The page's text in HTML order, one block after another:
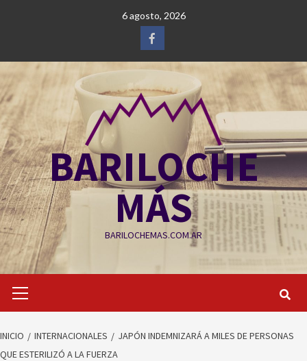
6 agosto, 2026
Facebook
BARILOCHE
MÁS
BARILOCHEMAS.COM.AR
primario
INICIO INTERNACIONALES
JAPÓN INDEMNIZARÁ A MILES DE PERSONAS
QUE ESTERILIZÓ A LA FUERZA